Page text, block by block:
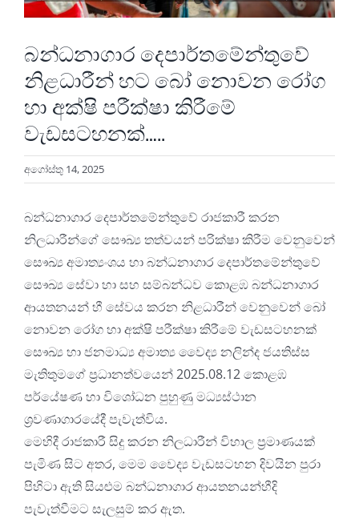
බන්ධනාගාර දෙපාර්තමේන්තුවේ
නිළධාරීන් හට බෝ නොවන රෝග
හා අක්ෂි පරීක්ෂා කිරීමේ
වැඩසටහනක්…..
අගෝස්තු 14, 2025
බන්ධනාගාර දෙපාර්තමේන්තුවේ රාජකාරී කරන
නිලධාරීන්ගේ සෞඛ්ය තත්වයන් පරික්ෂා කිරීම වෙනුවෙන්
සෞඛ්ය අමාත්යංශය හා බන්ධනාගාර දෙපාර්තමේන්තුවේ
සෞඛ්ය සේවා හා සහ සම්බන්ධව කොළඹ බන්ධනාගාර
ආයතනයන් හී සේවය කරන නිළධාරීන් වෙනුවෙන් බෝ
නොවන රෝග හා අක්ෂි පරීක්ෂා කිරීමේ වැඩසටහනක්
සෞඛ්ය හා ජනමාධ්ය අමාත්ය වෛද්ය නලින්ද ජයතිස්ස
මැතිතුමගේ ප්රධානත්වයෙන් 2025.08.12 කොළඹ
පර්යේෂණ හා විශෝධන පුහුණු මධ්යස්ථාන
ශ්රවණාගාරයේදී පැවැත්විය.
මෙහිදී රාජකාරී සිදු කරන නිලධාරීන් විහාල ප්රමාණයක්
පැමිණ සිට අතර, මෙම වෛද්ය වැඩසටහන දිවයින පුරා
පිහිටා ඇති සියළුම බන්ධනාගාර ආයතනයන්හීදි
පැවැත්වීමට සැලසුම් කර ඇත.